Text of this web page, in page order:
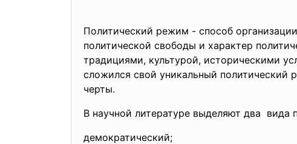
Политический режим - способ
политической свободы и характер
традициями, культурой, историческими
сложился свой уникальный
черты.
В научной литературе выделяют два вида
демократический;